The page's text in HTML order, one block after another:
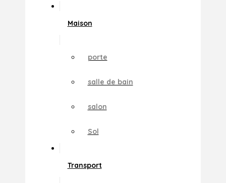
Maison
porte
salle de bain
salon
Sol
Transport